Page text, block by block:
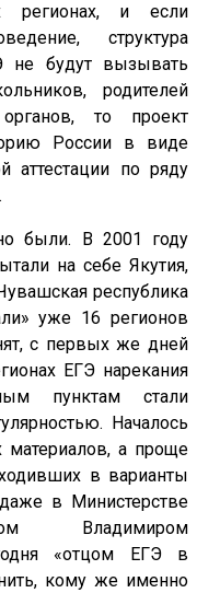
регионах, и если
структура
не будут вызывать
родителей
то проект
России в виде
аттестации по ряду
были. В 2001 году
на себе Якутия,
республика
уже 16 регионов
с первых же дней
ЕГЭ нарекания
пунктам стали
Началось
материалов, а проще
в варианты
в Министерстве
Владимиром
«отцом ЕГЭ в
кому же именно